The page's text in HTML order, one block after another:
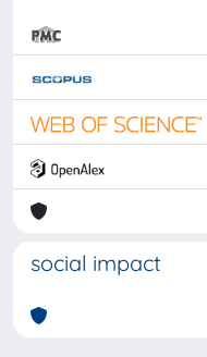
social impact